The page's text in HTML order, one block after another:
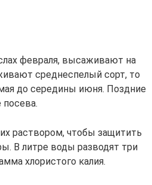
февраля, высаживают на
среднеспелый сорт, то
до середины июня. Поздние
раствором, чтобы защитить
В литре воды разводят три
хлористого калия.